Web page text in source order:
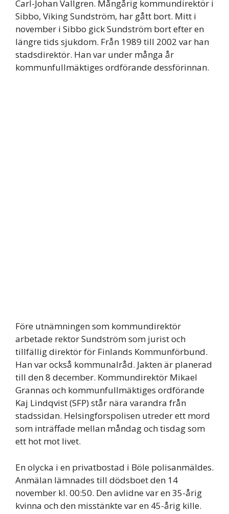
Carl-Johan Vallgren. Mångårig kommundirektör i
Sibbo, Viking Sundström, har gått bort. Mitt i
november i Sibbo gick Sundström bort efter en
längre tids sjukdom. Från 1989 till 2002 var han
stadsdirektör. Han var under många år
kommunfullmäktiges ordförande dessförinnan.
Före utnämningen som kommundirektör
arbetade rektor Sundström som jurist och
tillfällig direktör för Finlands Kommunförbund.
Han var också kommunalråd. Jakten är planerad
till den 8 december. Kommundirektör Mikael
Grannas och kommunfullmäktiges ordförande
Kaj Lindqvist (SFP) står nära varandra från
stadssidan. Helsingforspolisen utreder ett mord
som inträffade mellan måndag och tisdag som
ett hot mot livet.
En olycka i en privatbostad i Böle polisanmäldes.
Anmälan lämnades till dödsboet den 14
november kl. 00:50. Den avlidne var en 35-årig
kvinna och den misstänkte var en 45-årig kille.